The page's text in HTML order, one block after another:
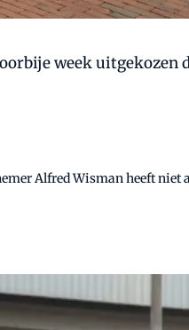
week uitgekozen
Alfred Wisman heeft niet